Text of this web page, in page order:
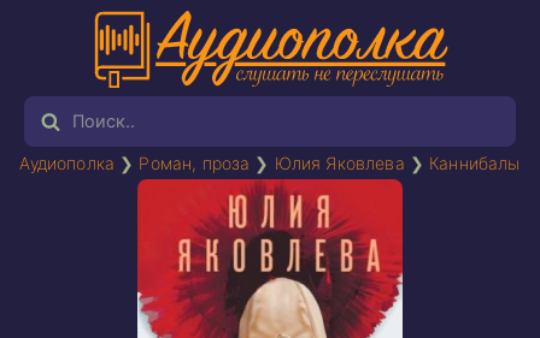
Аудиополка ❯ Роман, проза ❯ Юлия Яковлева ❯ Каннибалы